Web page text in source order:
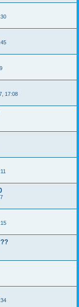
17:08